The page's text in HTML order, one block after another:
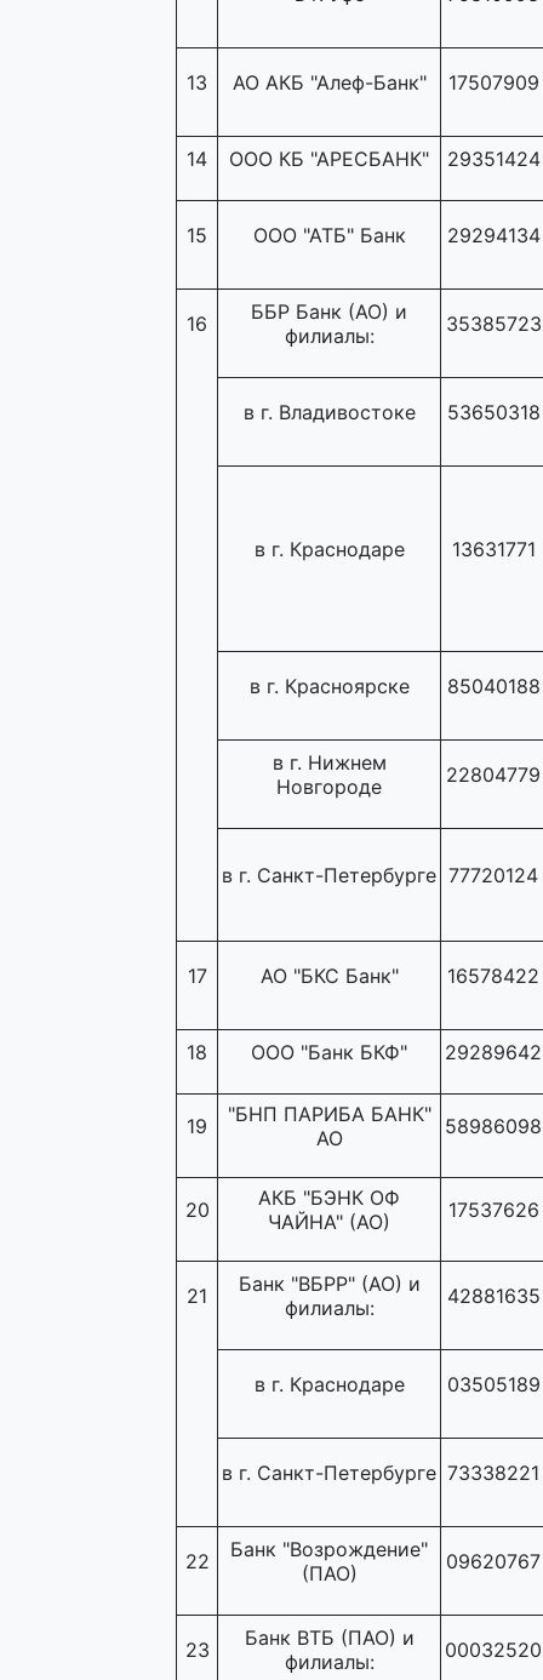
13 АО АКБ "Алеф-Банк" 17507909
14 ООО КБ "АРЕСБАНК" 29351424
15 ООО "АТБ" Банк 29294134
16
ББР Банк (АО) и
филиалы:
35385723
в г. Владивостоке 53650318
в г. Краснодаре 13631771
в г. Красноярске 85040188
в г. Нижнем
Новгороде
22804779
в г. Санкт-Петербурге 77720124
17 АО "БКС Банк" 16578422
18 ООО "Банк БКФ" 29289642
19
"БНП ПАРИБА БАНК"
АО
58986098
20
АКБ "БЭНК ОФ
ЧАЙНА" (АО)
17537626
21
Банк "ВБРР" (АО) и
филиалы:
42881635
в г. Краснодаре 03505189
в г. Санкт-Петербурге 73338221
22
Банк "Возрождение"
(ПАО)
09620767
23
Банк ВТБ (ПАО) и
филиалы:
00032520